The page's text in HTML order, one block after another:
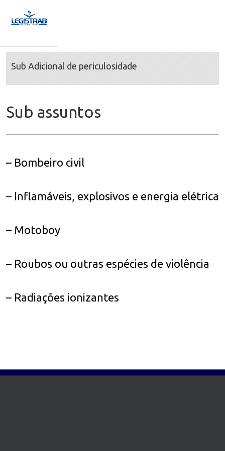
Sub Adicional de periculosidade
Sub assuntos
– Bombeiro civil
– Inflamáveis, explosivos e energia elétrica
– Motoboy
– Roubos ou outras espécies de violência
– Radiações ionizantes